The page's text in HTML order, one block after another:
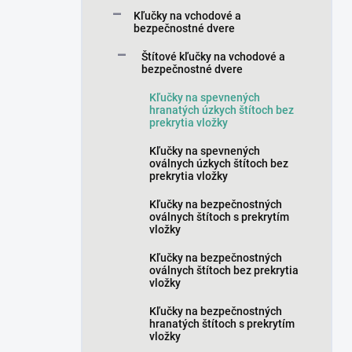
Kľučky na vchodové a
bezpečnostné dvere
Štítové kľučky na vchodové a
bezpečnostné dvere
Kľučky na spevnených
hranatých úzkych štítoch bez
prekrytia vložky
Kľučky na spevnených
oválnych úzkych štítoch bez
prekrytia vložky
Kľučky na bezpečnostných
oválnych štítoch s prekrytím
vložky
Kľučky na bezpečnostných
oválnych štítoch bez prekrytia
vložky
Kľučky na bezpečnostných
hranatých štítoch s prekrytím
vložky